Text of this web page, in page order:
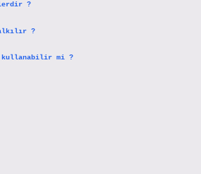
?
?
kullanabilir mi ?